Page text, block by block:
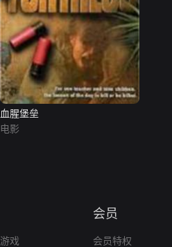
血腥堡垒
电影
游戏
会员
会员特权